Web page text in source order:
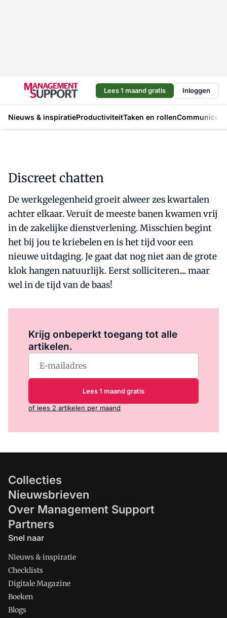
Lees 1 maand gratis Inloggen
Nieuws & inspiratieProductiviteitTaken en rollen
Discreet chatten
De werkgelegenheid groeit alweer zes kwartalen
achter elkaar. Veruit de meeste banen kwamen vrij
in de zakelijke dienstverlening. Misschien begint
het bij jou te kriebelen en is het tijd voor een
nieuwe uitdaging. Je gaat dat nog niet aan de grote
klok hangen natuurlijk. Eerst solliciteren.... maar
wel in de tijd van de baas!
Krijg onbeperkt toegang tot alle
artikelen.
Lees 1 maand gratis
of lees 2 artikelen per maand
Collecties
Nieuwsbrieven
Over Management Support
Partners
Snel naar
Nieuws & inspiratie
Checklists
Digitale Magazine
Boeken
Blogs